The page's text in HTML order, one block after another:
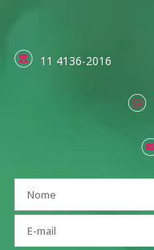
11 4136-2016